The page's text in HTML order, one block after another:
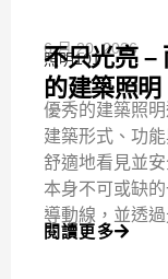
6 月 20, 2026
照明101
不只光亮 –
的建築照明
優秀的建築照
建築形式、功
舒適地看見並
本身不可或缺
導動線，並透
閱讀更多